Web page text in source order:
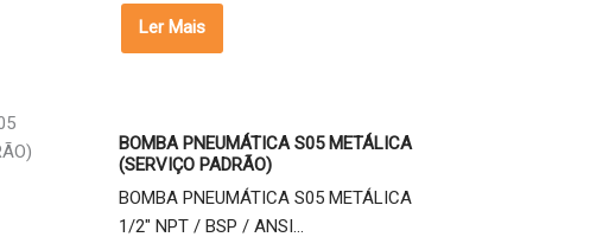
Ler Mais
BOMBA PNEUMÁTICA S05 METÁLICA
(SERVIÇO PADRÃO)
BOMBA PNEUMÁTICA S05 METÁLICA
1/2" NPT / BSP / ANSI...